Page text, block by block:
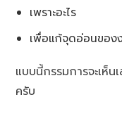
เพราะอะไร
เพื่อแก้จุดอ่อนของ
แบบนี้กรรมการจะเห็น
ครับ